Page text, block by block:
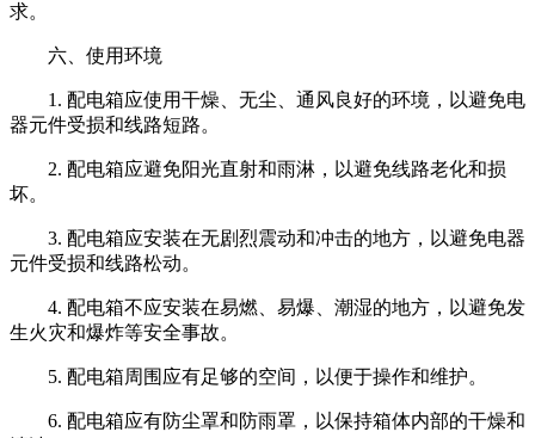
求。
六、使用环境
1. 配电箱应使用干燥、无尘、通风良好的环境，以避免电
器元件受损和线路短路。
2. 配电箱应避免阳光直射和雨淋，以避免线路老化和损
坏。
3. 配电箱应安装在无剧烈震动和冲击的地方，以避免电器
元件受损和线路松动。
4. 配电箱不应安装在易燃、易爆、潮湿的地方，以避免发
生火灾和爆炸等安全事故。
5. 配电箱周围应有足够的空间，以便于操作和维护。
6. 配电箱应有防尘罩和防雨罩，以保持箱体内部的干燥和